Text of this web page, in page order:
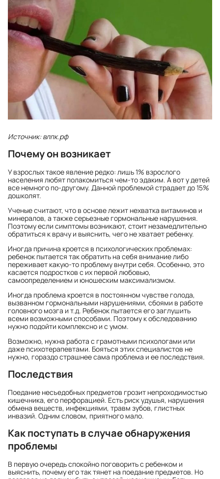
Источник: влпк.рф
Почему он возникает
У взрослых такое явление редко: лишь 1% взрослого
населения любят полакомиться чем-то эдаким. А вот у детей
все немного по-другому. Данной проблемой страдает до 15%
дошколят.
Ученые считают, что в основе лежит нехватка витаминов и
минералов, а также серьезные гормональные нарушения.
Поэтому если симптомы возникают, стоит незамедлительно
обратиться к врачу и выяснить, чего не хватает ребенку.
Иногда причина кроется в психологических проблемах:
ребенок пытается так обратить на себя внимание либо
переживает какую-то проблему внутри себя. Особенно, это
касается подростков с их первой любовью,
самоопределением и юношеским максимализмом.
Иногда проблема кроется в постоянном чувстве голода,
вызванном гормональными нарушениями, сбоями в работе
головного мозга и т.д. Ребенок пытается его заглушить
всеми возможными способами. Поэтому к обследованию
нужно подойти комплексно и с умом.
Возможно, нужна работа с грамотными психологами или
даже психотерапевтами. Бояться этих специалистов не
нужно, гораздо страшнее сама проблема и ее последствия.
Последствия
Поедание несъедобных предметов грозит непроходимостью
кишечника, его перфорацией. Есть риск удушья, нарушения
обмена веществ, инфекциями, травм зубов, глистных
инвазий. Одним словом, приятного мало.
Как поступать в случае обнаружения
проблемы
В первую очередь спокойно поговорить с ребенком и
выяснить, почему его так тянет на поедание предметов. Но